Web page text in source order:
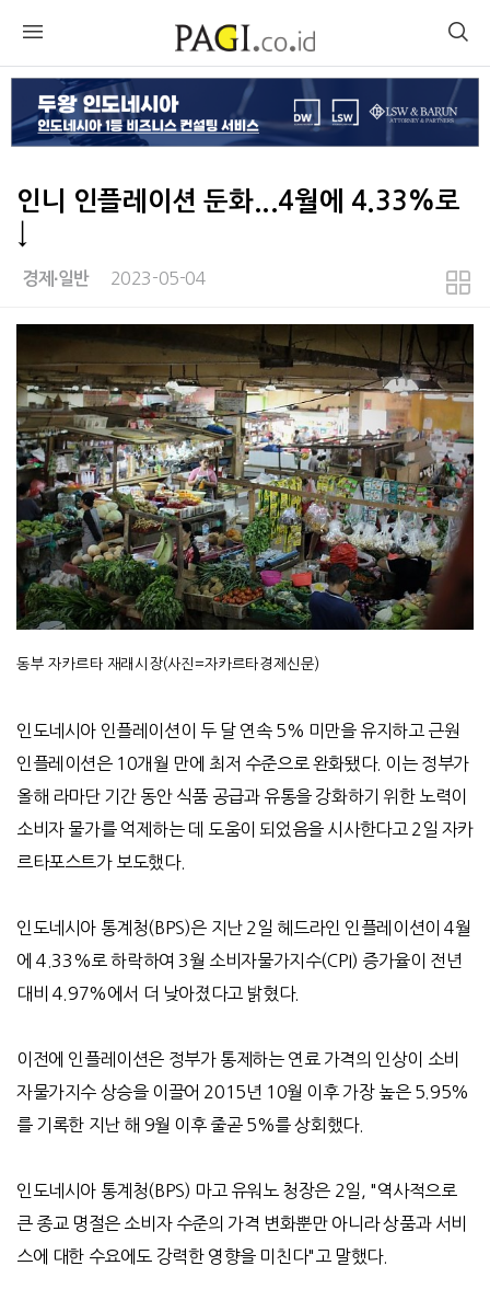
인니 인플레이션 둔화...4월에 4.33%로
경제∙일반 2023-05-04
동부 자카르타 재래시장(사진=자카르타경제신문)
인도네시아 인플레이션이 두 달 연속5% 미만을 유지하고 근원
인플레이션은10개월 만에 최저 수준으로 완화됐다. 이는 정부가
올해 라마단 기간 동안 식품 공급과 유통을 강화하기 위한 노력이
소비자 물가를 억제하는 데 도움이 되었음을 시사한다고 2일 자카
르타포스트가 보도했다.
인도네시아 통계청(BPS)은 지난 2일 헤드라인 인플레이션이 4월
에 4.33%로 하락하여 3월 소비자물가지수(CPI) 증가율이 전년
대비 4.97%에서 더 낮아졌다고 밝혔다.
이전에 인플레이션은 정부가 통제하는 연료 가격의 인상이
소비
자물가지수 상승을 이끌어 2015년 10월 이후 가장 높은5.95%
를 기록한 지난 해 9월 이후 줄곧5%를 상회했다.
인도네시아 통계청(BPS) 마고 유워노 청장은 2일 , "역사적으로
큰 종교 명절은 소비자 수준의 가격 변화뿐만 아니라 상품과 서비
스에 대한 수요에도 강력한 영향을 미친다" 고 말했다.